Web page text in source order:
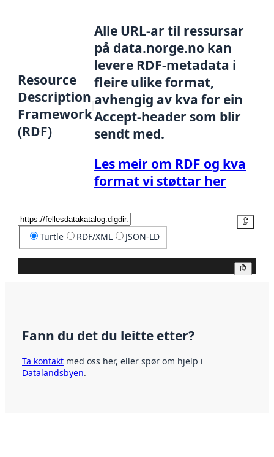
Resource
Description
Framework
(RDF)
Alle URL-ar til ressursar
på data.norge.no kan
levere RDF-metadata i
fleire ulike format,
avhengig av kva for ein
Accept-header som blir
sendt med.
Les meir om RDF og kva
format vi støttar her
Turtle RDF/XML JSON-LD
Fann du det du leitte etter?
Ta kontakt med oss her, eller spør om hjelp i
Datalandsbyen.